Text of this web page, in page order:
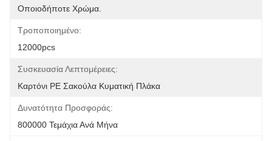
Οποιοδήποτε Χρώμα.
Τροποποιημένο:
12000pcs
Συσκευασία Λεπτομέρειες:
Καρτόνι PE Σακούλα Κυματική Πλάκα
Δυνατότητα Προσφοράς:
800000 Τεμάχια Ανά Μήνα